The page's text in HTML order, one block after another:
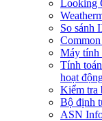
Looking
So sánh
Máy tính
Tính
hoạt
Kiểm tra
Bộ định
ASN